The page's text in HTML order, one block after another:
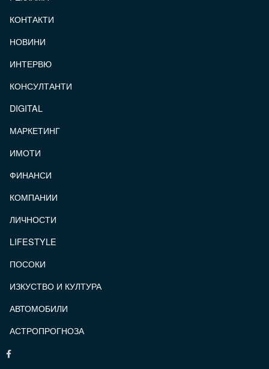
КОНТАКТИ
НОВИНИ
ИНТЕРВЮ
КОНСУЛТАНТИ
DIGITAL
МАРКЕТИНГ
ИМОТИ
ФИНАНСИ
КОМПАНИИ
ЛИЧНОСТИ
LIFESTYLE
ПОСОКИ
ИЗКУСТВО И КУЛТУРА
АВТОМОБИЛИ
АСТРОПРОГНОЗА